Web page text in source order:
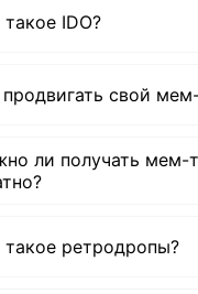
IDO?
продвигать свой
ли получать мем-
такое ретродропы?